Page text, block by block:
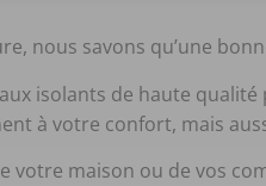
nous savons qu’une
isolants de haute
à votre confort, mais
votre maison ou de vos